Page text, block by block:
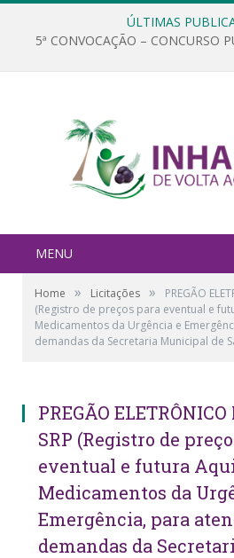
ÚLTIMAS
5ª CONVOCAÇÃO – CONCURSO
MENU
Home » Licitações »
PREGÃO
(Registro de preços para eventual e
Medicamentos da Urgência e
demandas da Secretaria Municipal de
PREGÃO
SRP (Registro de
eventual e futura
Medicamentos da
Emergência, para
demandas da